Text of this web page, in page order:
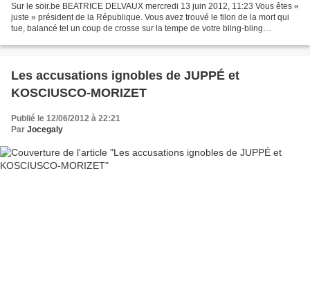
Sur le soir.be BEATRICE DELVAUX mercredi 13 juin 2012, 11:23 Vous êtes «
juste » président de la République. Vous avez trouvé le filon de la mort qui
tue, balancé tel un coup de crosse sur la tempe de votre bling-bling
Les accusations ignobles de JUPPÉ et
KOSCIUSCO-MORIZET
Publié le 12/06/2012 à 22:21
Par Jocegaly